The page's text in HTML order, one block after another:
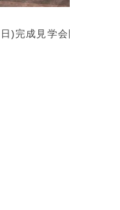
)完成見学会開催！【